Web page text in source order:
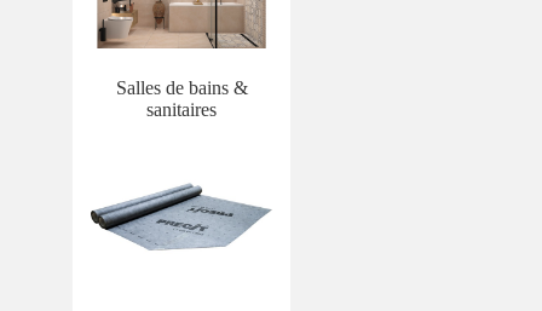
Salles de bains &
sanitaires